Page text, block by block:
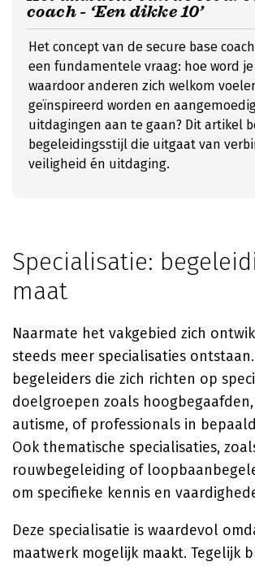
coach - ‘Een dikke 10’
Het concept van de secure base
een fundamentele vraag: hoe word
waardoor anderen zich welkom
geïnspireerd worden en
uitdagingen aan te gaan? Dit artikel
begeleidingsstijl die uitgaat van
veiligheid én uitdaging.
Specialisatie:
maat
Naarmate het vakgebied zich
steeds meer specialisaties
begeleiders die zich richten op
doelgroepen zoals
autisme, of professionals in
Ook thematische specialisaties,
rouwbegeleiding of
om specifieke kennis en
Deze specialisatie is waardevol
maatwerk mogelijk maakt. Tegelijk